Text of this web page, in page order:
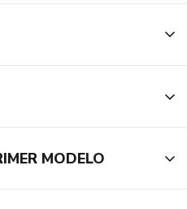
MODELO